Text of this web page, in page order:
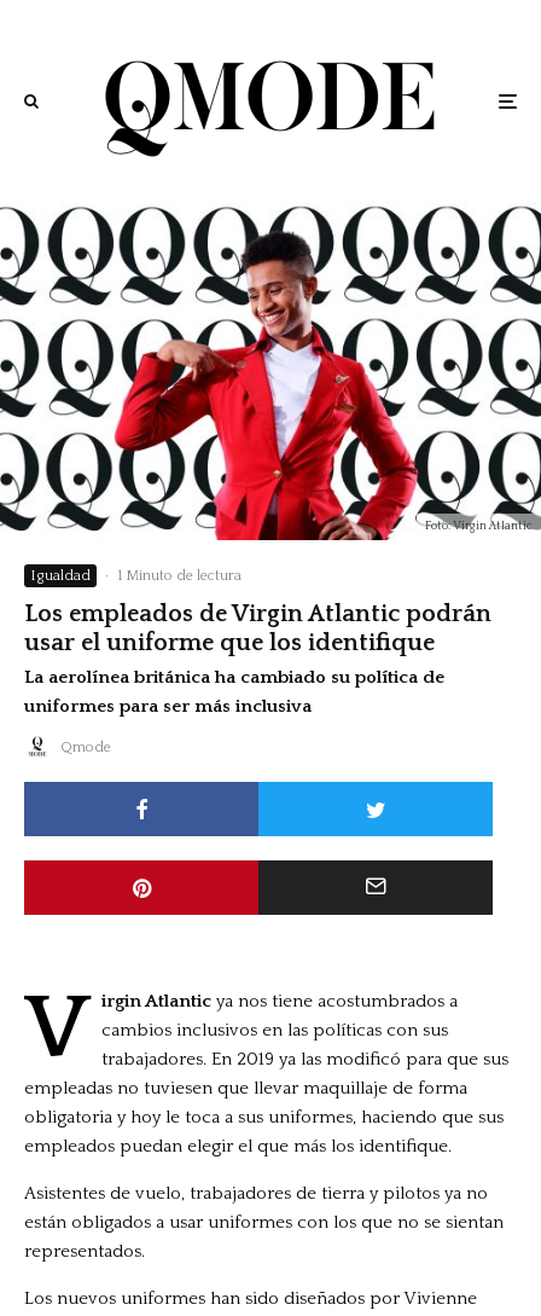
Foto: Virgin Atlantic
Igualdad · 1 Minuto de lectura
Los empleados de Virgin Atlantic podrán
usar el uniforme que los identifique
La aerolínea británica ha cambiado su política de
uniformes para ser más inclusiva
Qmode
V irgin Atlantic ya nos tiene acostumbrados a
cambios inclusivos en las políticas con sus
trabajadores. En 2019 ya las modificó para que sus
empleadas no tuviesen que llevar maquillaje de forma
obligatoria y hoy le toca a sus uniformes, haciendo que sus
empleados puedan elegir el que más los identifique.
Asistentes de vuelo, trabajadores de tierra y pilotos ya no
están obligados a usar uniformes con los que no se sientan
representados.
Los nuevos uniformes han sido diseñados por Vivienne